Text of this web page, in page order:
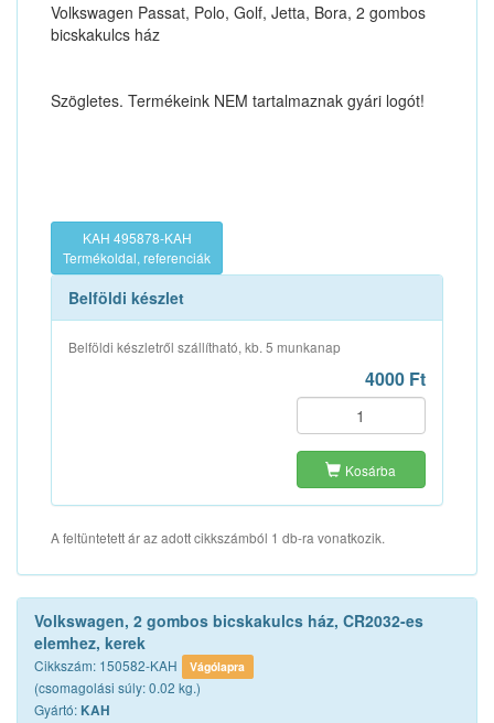
Volkswagen Passat, Polo, Golf, Jetta, Bora, 2 gombos
bicskakulcs ház
Szögletes. Termékeink NEM tartalmaznak gyári logót!
KAH 495878-KAH
Termékoldal, referenciák
Belföldi készlet
Belföldi készletről szállítható, kb. 5 munkanap
4000 Ft
Kosárba
A feltüntetett ár az adott cikkszámból 1 db-ra vonatkozik.
Volkswagen, 2 gombos bicskakulcs ház, CR2032-es
elemhez, kerek
Cikkszám: 150582-KAH Vágólapra
(csomagolási súly: 0.02 kg.)
Gyártó: KAH